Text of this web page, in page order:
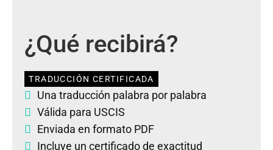
¿Qué recibirá?
TRADUCCIÓN CERTIFICADA
Una traducción palabra por palabra
Válida para USCIS
Enviada en formato PDF
Incluye un certificado de exactitud